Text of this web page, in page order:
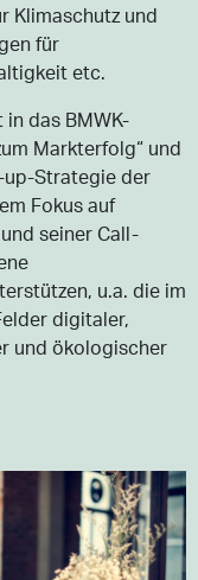
Klimaschutz und
für
etc.
das BMWK-
Markterfolg“ und
Strategie der
Fokus auf
seiner Call-
u.a. die im
digitaler,
und ökologischer